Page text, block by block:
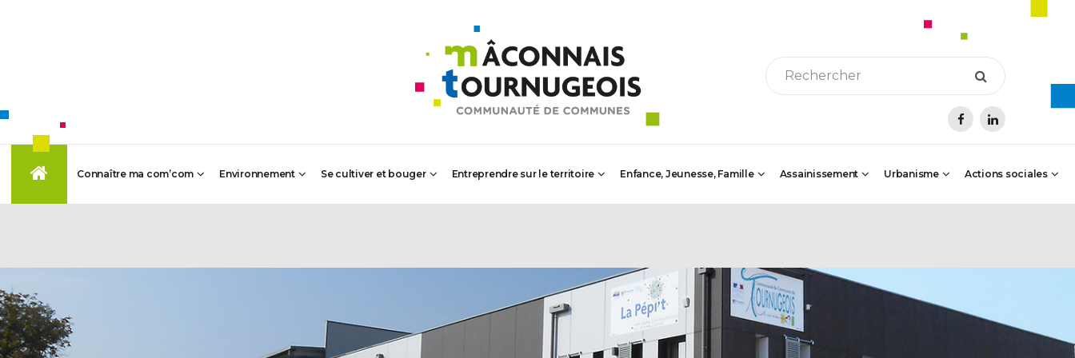
Connaître ma com’com Environnement Se cultiver et bouger Entreprendre sur le territoire Enfance, Jeunesse, Famille Assainissement Urbanisme Actions sociales